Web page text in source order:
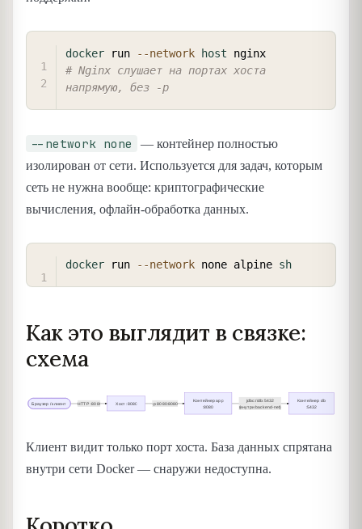
docker run --network host
# Nginx слушает на портах хоста
напрямую, без -p
--network none
— контейнер полностью
изолирован от сети. Используется для задач, которым
сеть не нужна вообще: криптографические
вычисления, офлайн-обработка данных.
docker run --network none alpine sh
Как это выглядит в связке:
схема
Клиент видит только порт хоста. База данных спрятана
внутри сети Docker — снаружи недоступна.